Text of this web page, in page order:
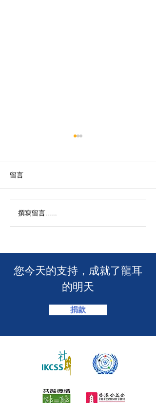
年度慈善自助午餐&晚餐
2025 - 一起創造改變！🎉
留言
撰寫留言......
​您今天的支持，成就了龍耳
的明天
捐款